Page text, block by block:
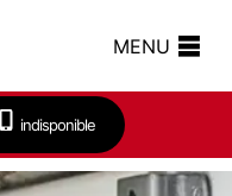
MENU
indisponible